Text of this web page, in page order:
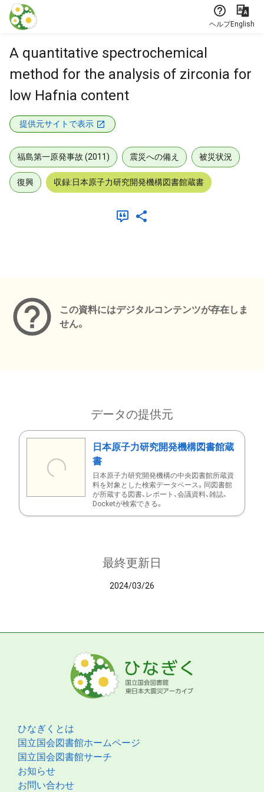
本文に飛ぶ
ヘルプEnglish
A quantitative spectrochemical
method for the analysis of zirconia for
low Hafnia content
提供元サイトで表示
福島第一原発事故 (2011) 震災への備え 被災状況
復興 収録:日本原子力研究開発機構図書館蔵書
この資料にはデジタルコンテンツが存在しま
せん。
データの提供元
日本原子力研究開発機構図書館蔵
書
日本原子力研究開発機構の中央図書館所蔵資
料を対象とした検索データベース。同図書館
が所蔵する図書、レポート、会議資料、雑誌、
Docketが検索できる。
最終更新日
2024/03/26
ひなぎくとは
国立国会図書館ホームページ
国立国会図書館サーチ
お知らせ
お問い合わせ